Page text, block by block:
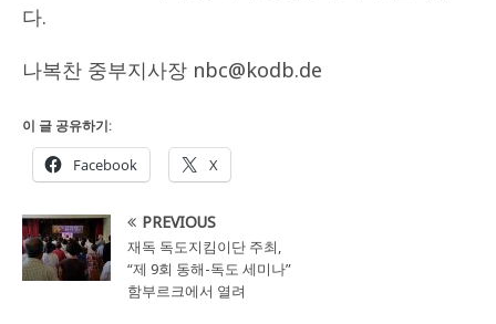
다.
나복찬 중부지사장 nbc@kodb.de
이 글 공유하기:
Facebook X
PREVIOUS
재독 독도지킴이단 주최,
“제 9회 동해-독도 세미나”
함부르크에서 열려